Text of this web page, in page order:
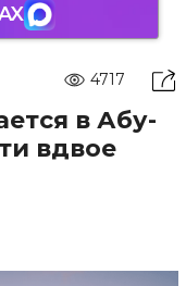
4717
в Абу-
вдвое